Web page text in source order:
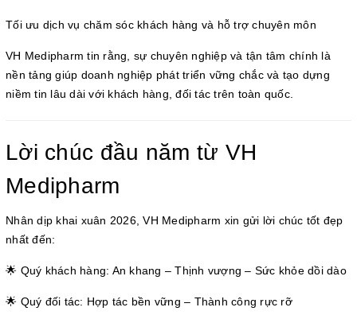
Tối ưu dịch vụ chăm sóc khách hàng và hỗ trợ chuyên môn
VH Medipharm tin rằng, sự chuyên nghiệp và tận tâm chính là
nền tảng giúp doanh nghiệp phát triển vững chắc và tạo dựng
niềm tin lâu dài với khách hàng, đối tác trên toàn quốc.
Lời chúc đầu năm từ VH
Medipharm
Nhân dịp khai xuân 2026, VH Medipharm xin gửi lời chúc tốt đẹp
nhất đến:
🌟 Quý khách hàng: An khang – Thịnh vượng – Sức khỏe dồi dào
🌟 Quý đối tác: Hợp tác bền vững – Thành công rực rỡ